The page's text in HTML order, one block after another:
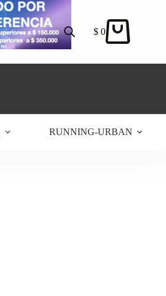
Carro
$ 0
RUNNING-URBAN